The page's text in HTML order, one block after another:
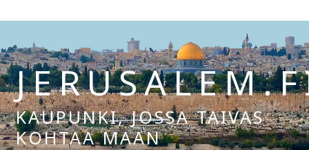
sisältöön
KAUPUNKI, JOSSA TAIVAS
KOHTAA MAAN